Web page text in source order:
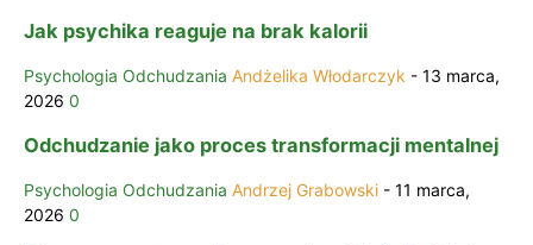
Jak psychika reaguje na brak kalorii
Psychologia Odchudzania Andżelika Włodarczyk - 13 marca,
2026 0
Odchudzanie jako proces transformacji mentalnej
Psychologia Odchudzania Andrzej Grabowski - 11 marca,
2026 0